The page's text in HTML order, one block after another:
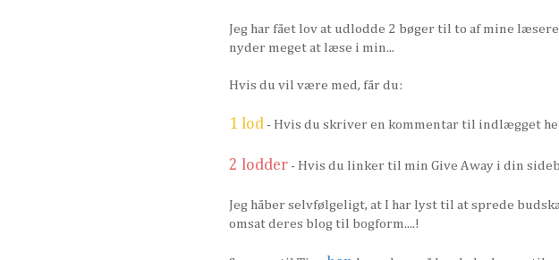
Jeg har fået lov at udlodde 2 bøger til to af mine
nyder meget at læse i min...
Hvis du vil være med, får du:
1 lod - Hvis du skriver en kommentar til indlægget
2 lodder - Hvis du linker til min Give Away i din
Jeg håber selvfølgeligt, at I har lyst til at sprede
omsat deres blog til bogform....!